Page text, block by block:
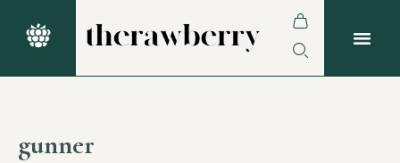
gunner